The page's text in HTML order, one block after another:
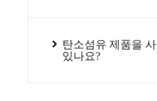
탄소섬유 제품을
있나요?